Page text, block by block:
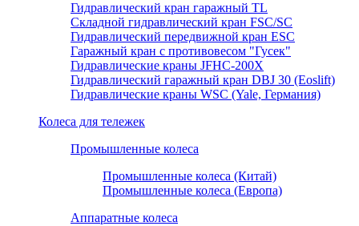
Гидравлический кран гаражный TL
Складной гидравлический кран FSC/SC
Гидравлический передвижной кран ESC
Гаражный кран с противовесом "Гусек"
Гидравлические краны JFHC-200X
Гидравлический гаражный кран DBJ 30 (Eoslift)
Гидравлические краны WSC (Yale, Германия)
Колеса для тележек
Промышленные колеса
Промышленные колеса (Китай)
Промышленные колеса (Европа)
Аппаратные колеса